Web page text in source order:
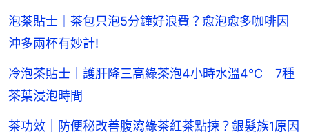
泡茶貼士｜茶包只泡5分鐘好浪費？愈泡愈多咖啡因
沖多兩杯有妙計!
冷泡茶貼士｜護肝降三高綠茶泡4小時水溫4°C 7種
茶葉浸泡時間
茶功效｜防便秘改善腹瀉綠茶紅茶點揀？銀髮族1原因